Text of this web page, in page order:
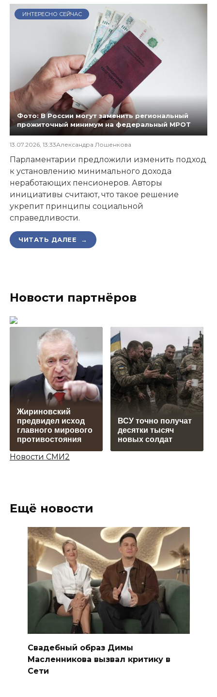
ИНТЕРЕСНО СЕЙЧАС
Фото: В России могут заменить региональный
прожиточный минимум на федеральный МРОТ
13.07.2026, 13:33Александра Лошенкова
Парламентарии предложили изменить подход
к установлению минимального дохода
неработающих пенсионеров. Авторы
инициативы считают, что такое решение
укрепит принципы социальной
справедливости.
ЧИТАТЬ ДАЛЕЕ →
Новости партнёров
Жириновский
предвидел исход
главного мирового
противостояния
ВСУ точно получат
десятки тысяч
новых солдат
Новости СМИ2
Ещё новости
Свадебный образ Димы
Масленникова вызвал критику в
Сети